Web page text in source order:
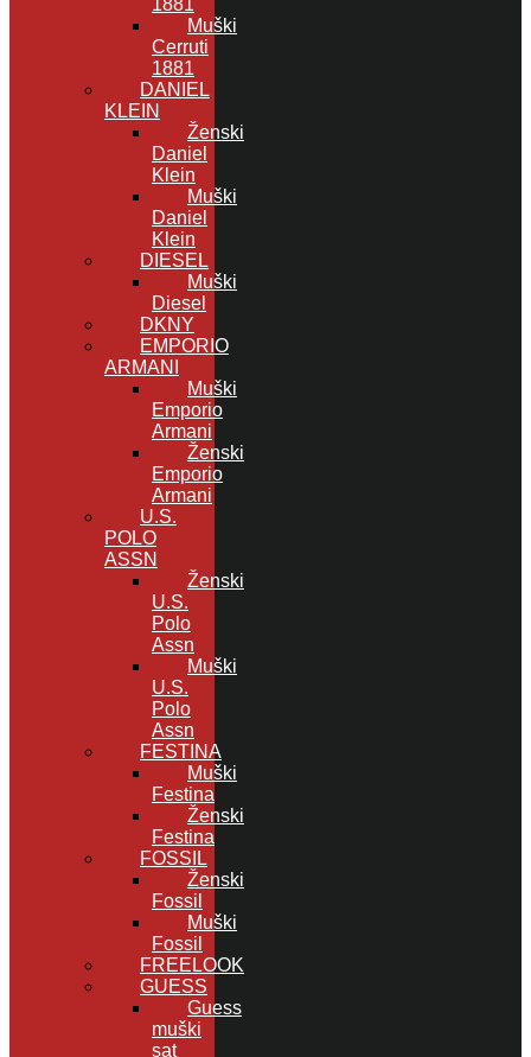
Muški
Cerruti
1881
DANIEL
KLEIN
Ženski
Daniel
Klein
Muški
Daniel
Klein
DIESEL
Muški
Diesel
DKNY
EMPORIO
ARMANI
Muški
Emporio
Armani
Ženski
Emporio
Armani
U.S.
POLO
ASSN
Ženski
U.S.
Polo
Assn
Muški
U.S.
Polo
Assn
FESTINA
Muški
Festina
Ženski
Festina
FOSSIL
Ženski
Fossil
Muški
Fossil
FREELOOK
GUESS
Guess
muški
sat